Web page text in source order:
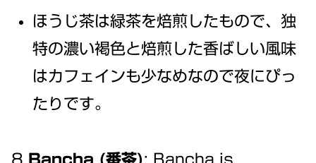
ほうじ茶は緑茶を焙煎したもので、独
特の濃い褐色と焙煎した香ばしい風味
はカフェインも少なめなので夜にぴっ
たりです。
8 Bancha (番茶): Bancha is